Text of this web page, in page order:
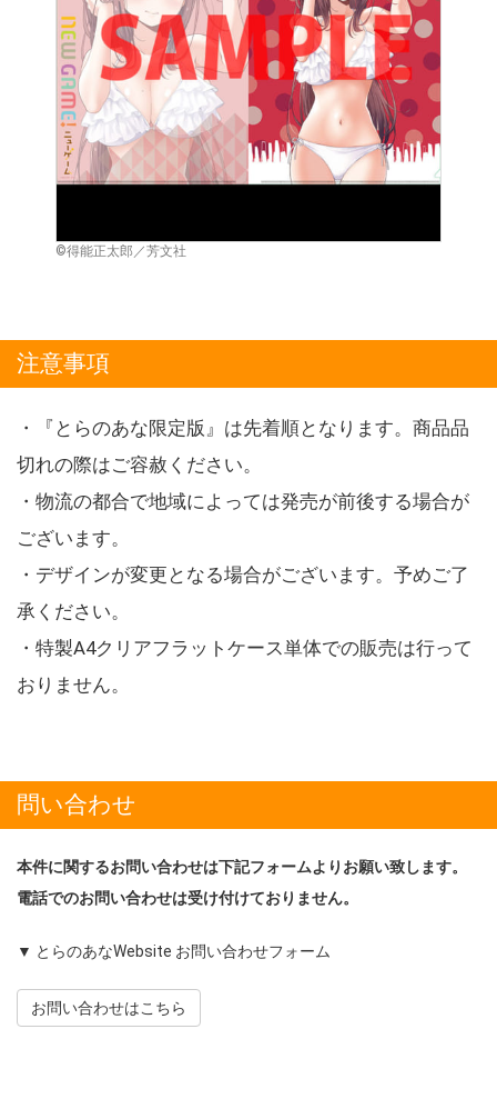
©得能正太郎／芳文社
注意事項
・『とらのあな限定版』は先着順となります。商品品
切れの際はご容赦ください。
・物流の都合で地域によっては発売が前後する場合が
ございます。
・デザインが変更となる場合がございます。予めご了
承ください。
・特製A4クリアフラットケース単体での販売は行って
おりません。
問い合わせ
本件に関するお問い合わせは下記フォームよりお願い致します。
電話でのお問い合わせは受け付けておりません。
▼ とらのあなWebsite お問い合わせフォーム
お問い合わせはこちら